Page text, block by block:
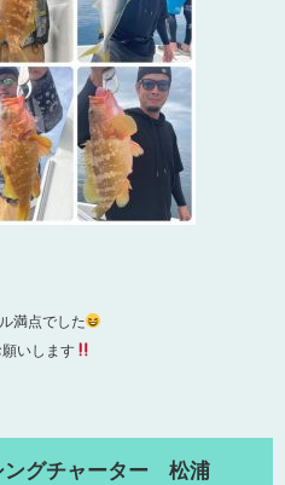
満点でした
いします
ングチャーター 松浦